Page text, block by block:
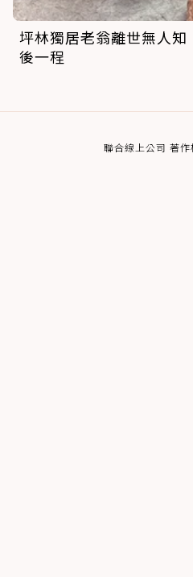
坪林獨居老翁離世無人
後一程
聯合線上公司 著